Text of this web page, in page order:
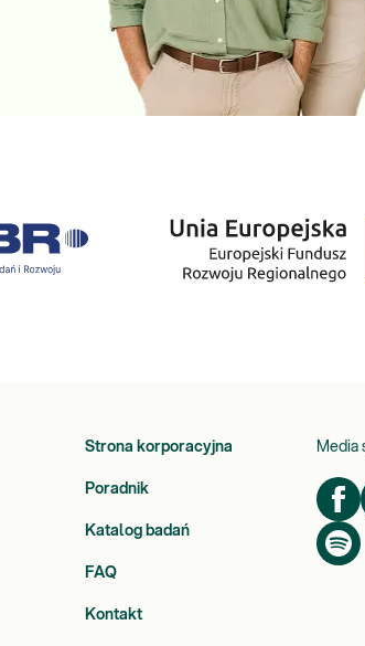
Strona korporacyjna
Poradnik
Katalog badań
FAQ
Kontakt
Media